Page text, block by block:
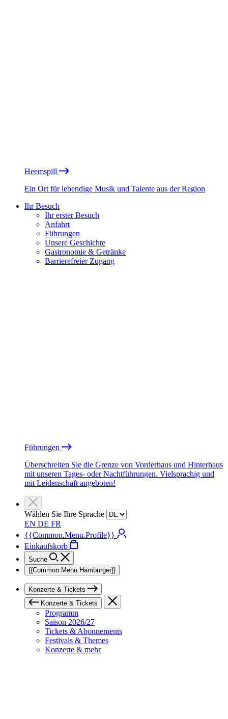
Heemspill
Ein Ort für lebendige Musik und Talente aus der Region
Ihr Besuch
Ihr erster Besuch
Anfahrt
Führungen
Unsere Geschichte
Gastronomie & Getränke
Barrierefreier Zugang
Führungen
Überschreiten Sie die Grenze von Vorderhaus und Hinterhaus
mit unseren Tages- oder Nachtführungen. Vielsprachig und
mit Leidenschaft angeboten!
Wählen Sie Ihre Sprache
EN DE FR
{{Common.Menu.Profile}}
Einkaufskorb
Suche
{{Common.Menu.Hamburger}}
Konzerte & Tickets
Konzerte & Tickets
Programm
Saison 2026/27
Tickets & Abonnements
Festivals & Themes
Konzerte & mehr